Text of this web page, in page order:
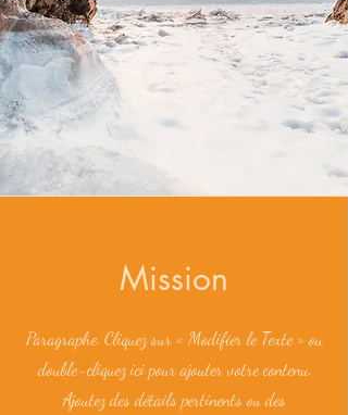
Mission
Paragraphe. Cliquez sur « Modifier le Texte » ou
double-cliquez ici pour ajouter votre contenu.
Ajoutez des détails pertinents ou des